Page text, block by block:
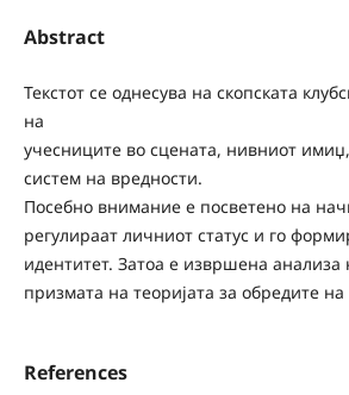
Abstract
Текстот се однесува на скопската
на
учесниците во сцената, нивниот
систем на вредности.
Посебно внимание е посветено на
регулираат личниот статус и го
идентитет. Затоа е извршена анализа
призмата на теоријата за обредите
References